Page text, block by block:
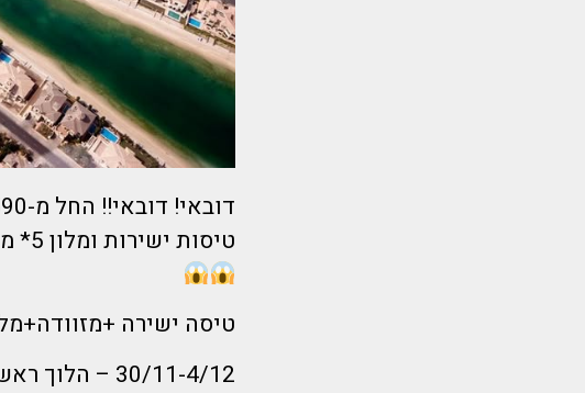
טיסות ישירות ומלון 5* מרשת רדיסון בלו מטורף ביותר בלב דובאי במיקום מושלם!!
טיסה ישירה +מזוודה+מלון מפואר
30/11-4/12 – הלוך ראשון צהריים בוקר חזור חמישי לילה